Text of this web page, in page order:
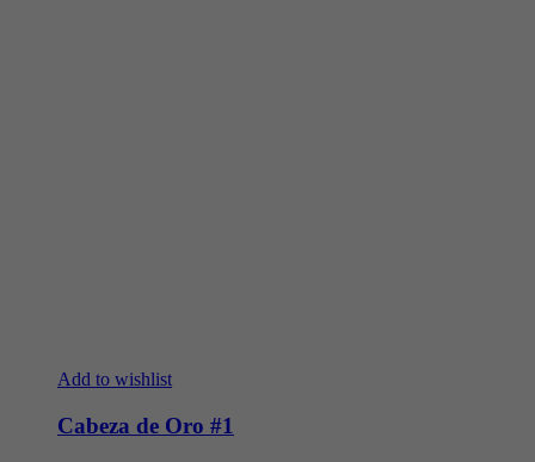
Add to wishlist
Cabeza de Oro #1